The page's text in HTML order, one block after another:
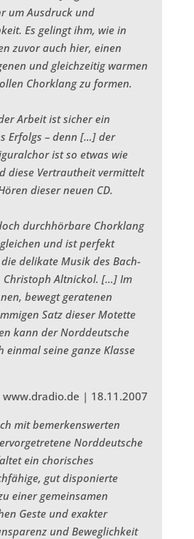
um Ausdruck und
Es gelingt ihm, wie in
zuvor auch hier, einen
und gleichzeitig warmen
Chorklang zu formen.
Arbeit ist sicher ein
Erfolgs – denn […] der
ist so etwas wie
diese Vertrautheit vermittelt
dieser neuen CD.
durchhörbare Chorklang
und ist perfekt
delikate Musik des Bach-
Christoph Altnickol. […] Im
bewegt geratenen
Satz dieser Motette
kann der Norddeutsche
einmal seine ganze Klasse
www.dradio.de | 18.11.2007
mit bemerkenswerten
Norddeutsche
ein chorisches
gut disponierte
einer gemeinsamen
Geste und exakter
und Beweglichkeit